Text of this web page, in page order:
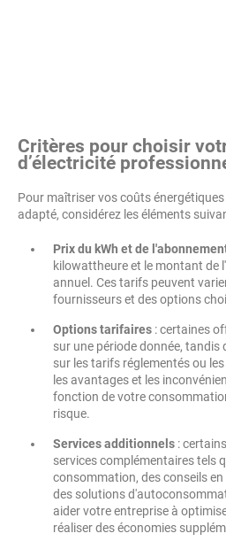
Critères pour choisir
d’électricité
Pour maîtriser vos coûts
adapté, considérez les éléments
Prix du kWh et de
kilowattheure et le montant de
annuel. Ces tarifs peuvent
fournisseurs et des options
Options tarifaires : certaines
sur une période donnée, tandis
sur les tarifs réglementés ou
les avantages et les
fonction de votre
risque.
Services additionnels :
services complémentaires tels
consommation, des conseils
des solutions
aider votre entreprise à
réaliser des économies